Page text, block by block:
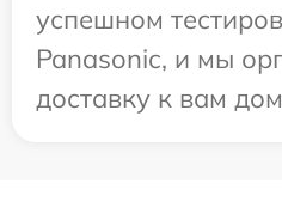
успешном
Panasonic, и мы
доставку к вам